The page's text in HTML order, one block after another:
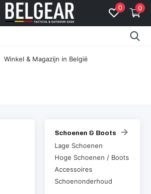
0 0
Winkel & Magazijn in België
Schoenen & Boots
Lage Schoenen
Hoge Schoenen / Boots
Accessoires
Schoenonderhoud